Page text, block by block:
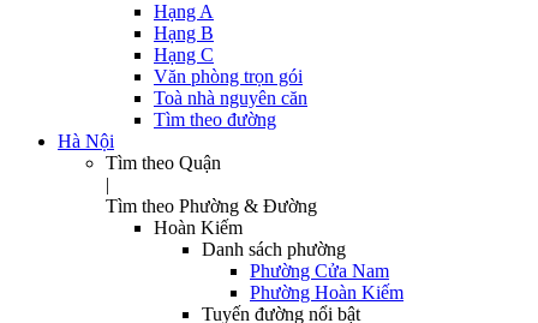
Hạng A
Hạng B
Hạng C
Văn phòng trọn gói
Toà nhà nguyên căn
Tìm theo đường
Hà Nội
Tìm theo Quận
|
Tìm theo Phường & Đường
Hoàn Kiếm
Danh sách phường
Phường Cửa Nam
Phường Hoàn Kiếm
Tuyến đường nổi bật